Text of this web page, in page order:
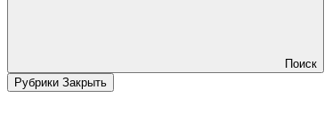
Поиск
Рубрики Закрыть